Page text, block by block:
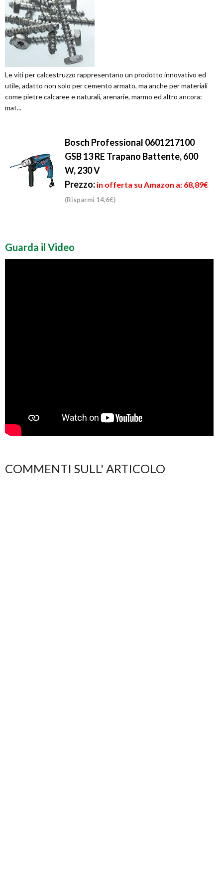
Le viti per calcestruzzo rappresentano un prodotto innovativo ed
utile, adatto non solo per cemento armato, ma anche per materiali
come pietre calcaree e naturali, arenarie, marmo ed altro ancora:
mat...
Bosch Professional 0601217100
GSB 13 RE Trapano Battente, 600
W, 230 V
Prezzo: in offerta su Amazon a: 68,89€
(Risparmi 14,6€)
Guarda il Video
COMMENTI SULL' ARTICOLO